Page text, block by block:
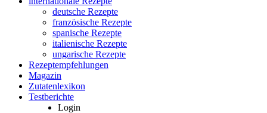
deutsche Rezepte
französische Rezepte
spanische Rezepte
italienische Rezepte
ungarische Rezepte
Rezeptempfehlungen
Magazin
Zutatenlexikon
Testberichte
Login